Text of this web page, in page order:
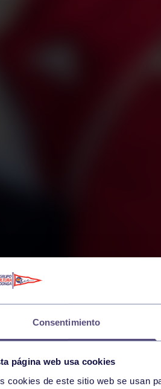
Consentimiento
página web usa cookies
cookies de este sitio web se usan